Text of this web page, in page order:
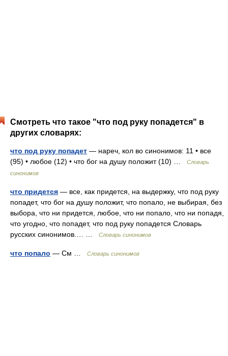
Смотреть что такое "что под руку попадется" в
других словарях:
что под руку попадет — нареч, кол во синонимов: 11 • все
(95) • любое (12) • что бог на душу положит (10) …
Словарь
синонимов
что придется — все, как придется, на выдержку, что под руку
попадет, что бог на душу положит, что попало, не выбирая, без
выбора, что ни придется, любое, что ни попало, что ни попадя,
что угодно, что попадет, что под руку попадется Словарь
русских синонимов.… …
Словарь синонимов
что попало — См … Словарь синонимов